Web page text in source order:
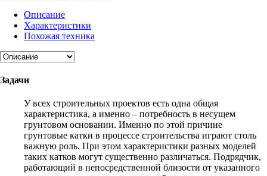
Описание
Характеристики
Похожая техника
Задачи
У всех строительных проектов есть одна общая
характеристика, а именно – потребность в несущем
грунтовом основании. Именно по этой причине
грунтовые катки в процессе строительства играют столь
важную роль. При этом характеристики разных моделей
таких катков могут существенно различаться. Подрядчик,
работающий в непосредственной близости от указанного